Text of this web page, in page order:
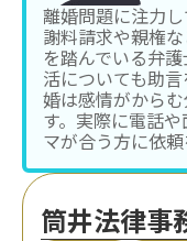
離婚問題に注力
謝料請求や親権
を踏んでいる弁
活についても助
婚は感情がから
す。実際に電話
マが合う方に依頼
筒井法律事